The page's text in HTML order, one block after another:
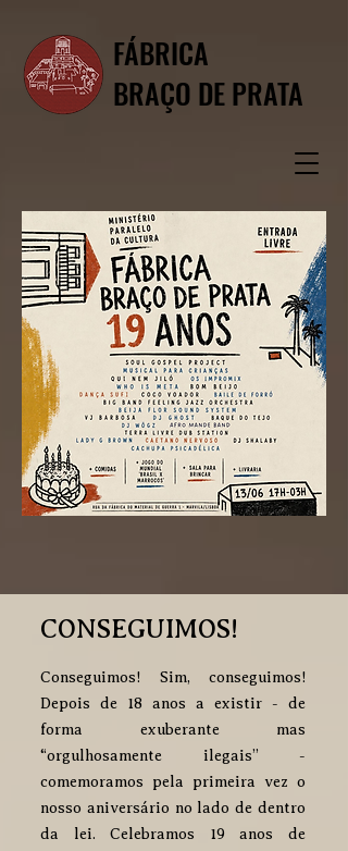
FÁBRICA
BRAÇO DE PRATA
CONSEGUIMOS!
Conseguimos! Sim, conseguimos!
Depois de 18 anos a existir - de
forma exuberante mas
“orgulhosamente ilegais” -
comemoramos pela primeira vez o
nosso aniversário no lado de dentro
da lei. Celebramos 19 anos de